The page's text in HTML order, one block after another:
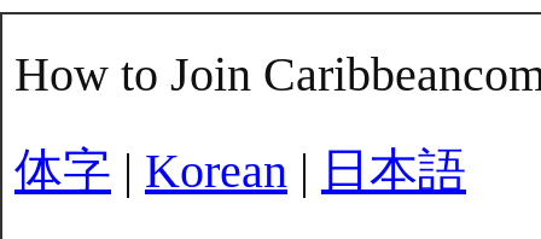
How to Join
体字 | Korean | 日本語